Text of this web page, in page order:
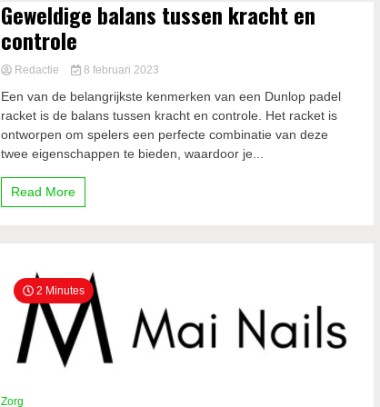
Geweldige balans tussen kracht en
controle
Redactie 8 februari 2023
Een van de belangrijkste kenmerken van een Dunlop padel
racket is de balans tussen kracht en controle. Het racket is
ontworpen om spelers een perfecte combinatie van deze
twee eigenschappen te bieden, waardoor je...
Read More
2 Minutes
Zorg